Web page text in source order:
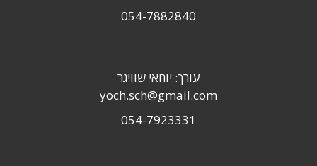
054-7882840
עורך: יוחאי שוויגר
yoch.sch@gmail.com
054-7923331